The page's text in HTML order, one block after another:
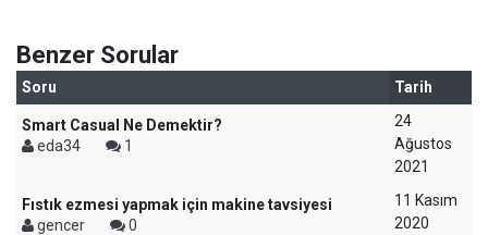
Benzer Sorular
Soru Tarih
Smart Casual Ne Demektir?
eda34
1
24
Ağustos
2021
Fıstık ezmesi yapmak için makine tavsiyesi
gencer
0
11 Kasım
2020